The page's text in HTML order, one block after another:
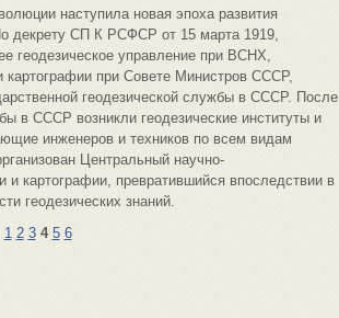
наступила новая эпоха развития
декрету СП К РСФСР от 15 марта 1919,
управление при ВСНХ,
картографии при Совете Министров СССР,
геодезической службы в СССР. После
в СССР возникли геодезические институты и
инженеров и техников по всем видам
Центральный научно-
и картографии, превратившийся впоследствии в
геодезических знаний.
1 2 3 4 5 6